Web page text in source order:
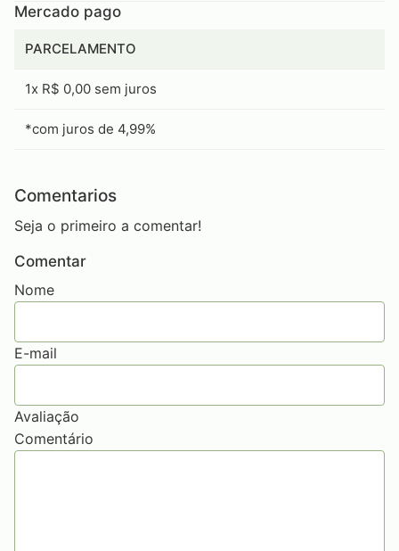
Mercado pago
PARCELAMENTO
1x R$ 0,00 sem juros
*com juros de 4,99%
Comentarios
Seja o primeiro a comentar!
Comentar
Nome
E-mail
Avaliação
Comentário